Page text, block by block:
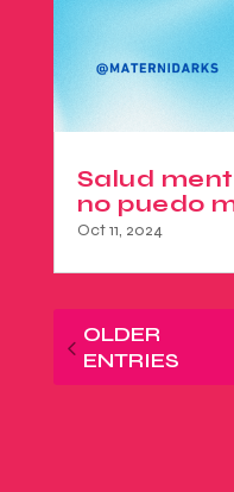
Salud
no puedo
Oct 11, 2024
OLDER
ENTRIES